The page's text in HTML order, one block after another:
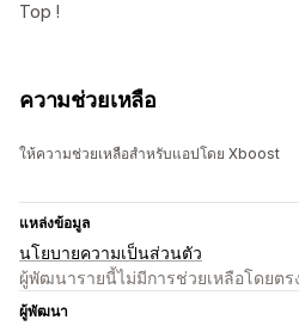
Top !
ความช่วยเหลือ
ให้ความช่วยเหลือสำหรับแอปโดย Xboost
แหล่งข้อมูล
นโยบายความเป็นส่วนตัว
ผู้พัฒนารายนี้ไม่มีการช่วยเหลือโดยตร
ผู้พัฒนา